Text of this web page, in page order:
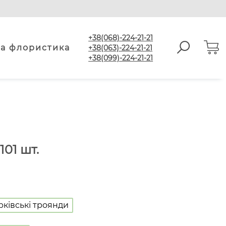
флористика
+38(068)-224-21-21
+38(063)-224-21-21
+38(099)-224-21-21
шт.
троянди